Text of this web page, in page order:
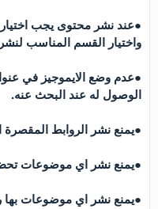
●عند نشر محتوى يجب
واختيار القسم المناسب
●عدم وضع الايموجيز في
الوصول له عند البحث عنه.
●يمنع نشر الروابط المقصرة
●يمنع نشر اي موضوعات تحض
●يمنع نشر اي موضوعات بها